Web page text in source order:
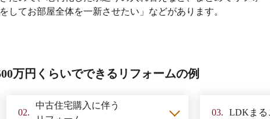
してお部屋全体を一新させたい」などがあります。
万円くらいでできるリフォームの例
02.
中古住宅購入に伴う
03. LDKまる